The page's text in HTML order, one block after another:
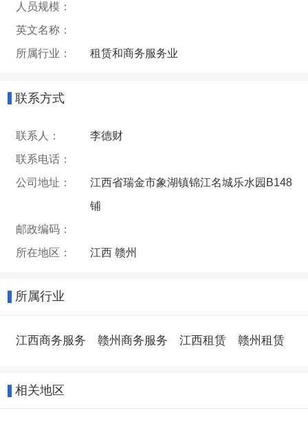
人员规模：
英文名称：
所属行业：
租赁和商务服务业
联系方式
联系人：
李德财
联系电话：
公司地址：
江西省瑞金市象湖镇锦江名城乐水园B148
铺
邮政编码：
所在地区：
江西 赣州
所属行业
江西商务服务 赣州商务服务 江西租赁 赣州租赁
相关地区